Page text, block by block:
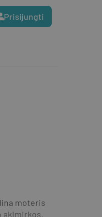
Prisijungti
moteris
akimirkos.